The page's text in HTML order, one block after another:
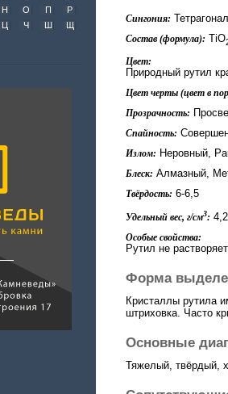
Н О П
Р
Ц Ч Ш
Щ
Сингония:
Состав (формула): TiO
Цвет:
Природный рутил
Цвет черты (цвет в
Прозрачность:
Спайность:
Излом: Неровный,
Блеск: Алмазный,
Твёрдость: 6-6,5
Удельный вес, г/см3:
Особые свойства:
Рутил не
Форма
Кристаллы рутила
штриховка. Часто
Основные
Тяжелый, твёрдый,